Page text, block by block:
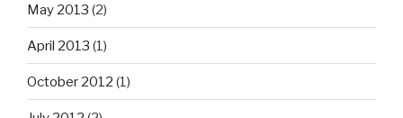
May 2013 (2)
April 2013 (1)
October 2012 (1)